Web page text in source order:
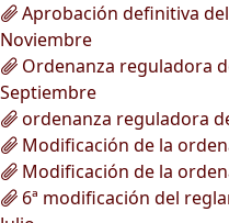
Aprobación definitiva
Noviembre
Ordenanza reguladora
Septiembre
ordenanza reguladora
Modificación de la
Modificación de la
6ª modificación del